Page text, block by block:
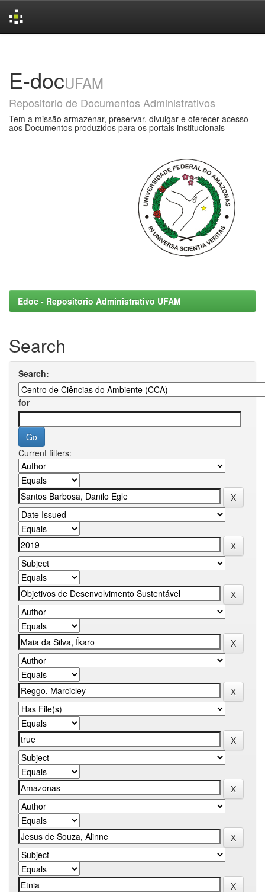
E-docUFAM
Repositorio de Documentos Administrativos
Tem a missão armazenar, preservar, divulgar e oferecer acesso
aos Documentos produzidos para os portais institucionais
Edoc - Repositorio Administrativo UFAM
Search
Search:
for
Current filters: